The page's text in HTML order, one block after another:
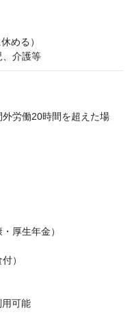
める）
介護等
外労働20時間を超えた場
厚生年金）
）
用可能